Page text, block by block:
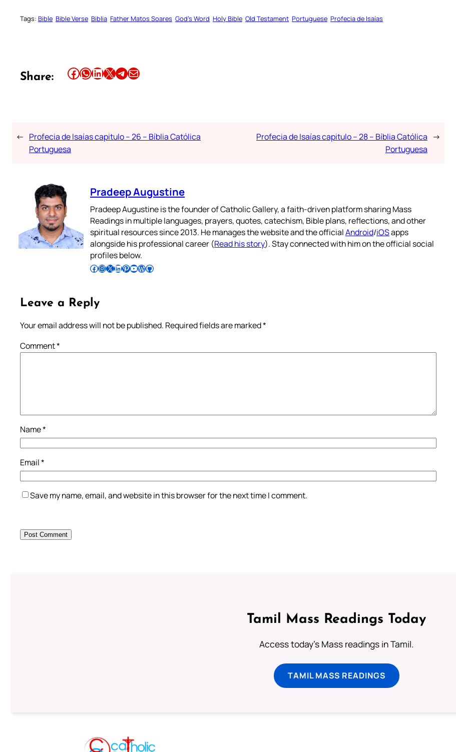
Tags: Bible Bible Verse Biblia Father Matos Soares God’s Word Holy Bible Old Testament Portuguese Profecia de Isaías
Share: Share this article on Facebook Share this article on WhatsApp Share this article on LinkedIn Share this article on X Share this article on TelegramEmail this Article
← Profecia de Isaías capitulo – 26 – Bíblia Católica
Portuguesa
Profecia de Isaías capitulo – 28 – Bíblia Católica
Portuguesa
→
Pradeep Augustine
Pradeep Augustine is the founder of Catholic Gallery, a faith-driven platform sharing Mass
Readings in multiple languages, prayers, quotes, catechism, Bible plans, reflections, and other
spiritual resources since 2013. He manages the website and the officialAndroid/iOSapps
alongside his professional career (Read his story). Stay connected with him on the official social
profiles below.
Follow Pradeep on Facebook Follow Pradeep on InstagramFollow Pradeep on X Follow Pradeep on LinkedIn Follow Pradeep on Pinterest Subscribe to Pradeep’s Youtube Channel Follow Pradeep on WordPress Follow Pradeep on GitHub
Leave a Reply
Your email address will not be published. Required fields are marked*
Comment*
Name*
Email*
Save my name, email, and website in this browser for the next time I comment.
Tamil Mass Readings Today
Access today's Mass readings in Tamil.
TAMIL MASS READINGS